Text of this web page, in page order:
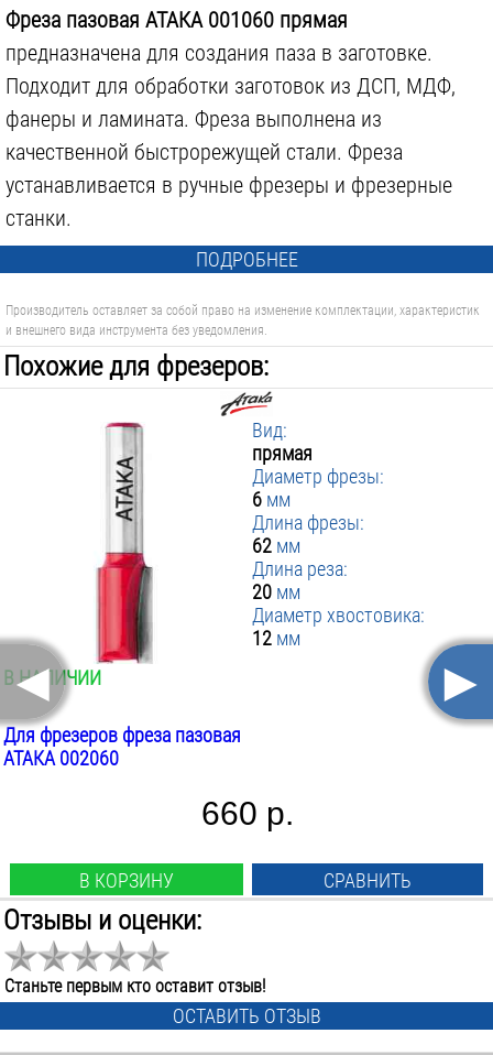
Фреза пазовая АТАКА 001060 прямая
предназначена для создания паза в заготовке.
Подходит для обработки заготовок из ДСП, МДФ,
фанеры и ламината. Фреза выполнена из
качественной быстрорежущей стали. Фреза
устанавливается в ручные фрезеры и фрезерные
станки.
ПОДРОБНЕЕ
Производитель оставляет за собой право на изменение комплектации, характеристик
и внешнего вида инструмента без уведомления.
Похожие для фрезеров:
Вид:
прямая
Диаметр фрезы:
6 мм
Длина фрезы:
62 мм
Длина реза:
20 мм
Диаметр хвостовика:
12 мм
В НАЛИЧИИ
Для фрезеров фреза пазовая
АТАКА 002060
660 р.
В КОРЗИНУ СРАВНИТЬ
Диаметр фрезы:
16мм
Длина фрезы:
◄ ►
Отзывы и оценки:
Станьте первым кто оставит отзыв!
ОСТАВИТЬ ОТЗЫВ